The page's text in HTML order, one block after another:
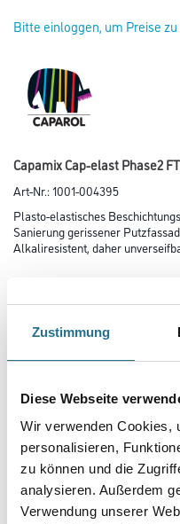
Zustimmung
Diese Webseite
Wir verwenden Cookies,
personalisieren,
zu können und die
analysieren. Außerdem
Verwendung unserer
Bitte einloggen, um Preise
Capamix Cap-elast Phase2
Art-Nr.:1001-004395
Plasto-elastisches
Sanierung gerissener
Alkaliresistent, daher
Gebinde